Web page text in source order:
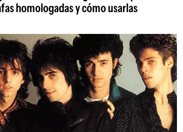
homologadas y cómo usarlas